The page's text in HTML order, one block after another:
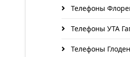
Телефоны
Телефоны УТА
Телефоны